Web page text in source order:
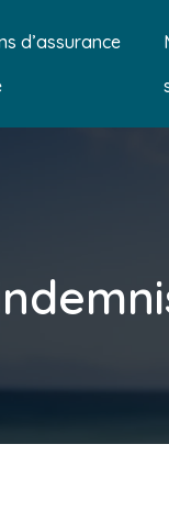
d’assurance